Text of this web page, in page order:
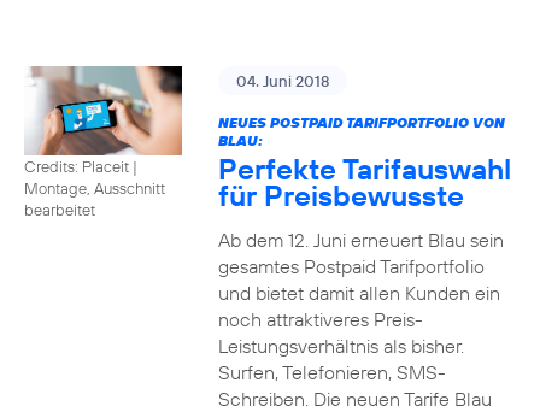
Credits: Placeit |
Montage, Ausschnitt
bearbeitet
04. Juni 2018
NEUES POSTPAID TARIFPORTFOLIO VON
BLAU:
Perfekte Tarifauswahl
für Preisbewusste
Ab dem 12. Juni erneuert Blau sein
gesamtes Postpaid Tarifportfolio
und bietet damit allen Kunden ein
noch attraktiveres Preis-
Leistungsverhältnis als bisher.
Surfen, Telefonieren, SMS-
Schreiben. Die neuen Tarife Blau